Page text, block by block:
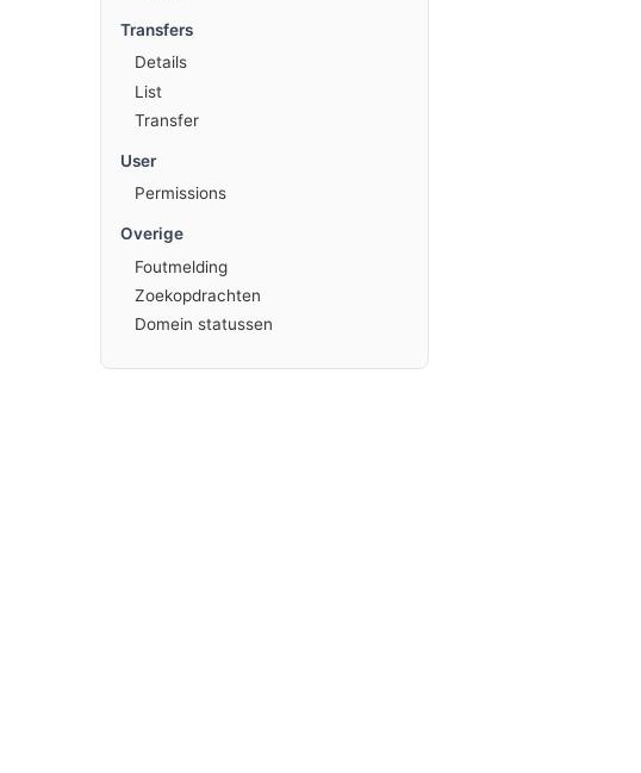
Transfers
Details
List
Transfer
User
Permissions
Overige
Foutmelding
Zoekopdrachten
Domein statussen